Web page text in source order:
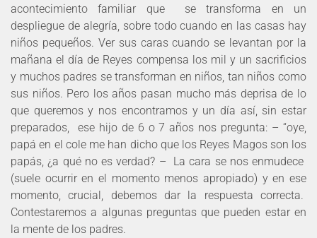
acontecimiento familiar que se transforma en un
despliegue de alegría, sobre todo cuando en las casas hay
niños pequeños. Ver sus caras cuando se levantan por la
mañana el día de Reyes compensa los mil y un sacrificios
y muchos padres se transforman en niños, tan niños como
sus niños. Pero los años pasan mucho más deprisa de lo
que queremos y nos encontramos y un día así, sin estar
preparados, ese hijo de 6 o 7 años nos pregunta: – “oye,
papá en el cole me han dicho que los Reyes Magos son los
papás, ¿a qué no es verdad? – La cara se nos enmudece
(suele ocurrir en el momento menos apropiado) y en ese
momento, crucial, debemos dar la respuesta correcta.
Contestaremos a algunas preguntas que pueden estar en
la mente de los padres.